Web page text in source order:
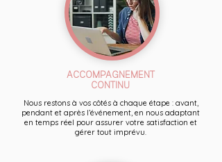
ACCOMPAGNEMENT
CONTINU
Nous restons à vos côtés à chaque étape : avant,
pendant et après l’événement, en nous adaptant
en temps réel pour assurer votre satisfaction et
gérer tout imprévu.